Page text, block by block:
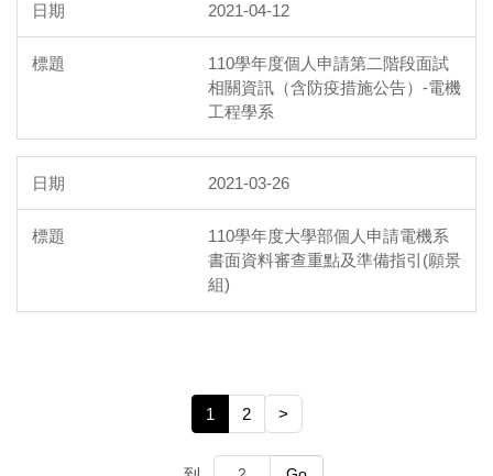
2021-04-12
110學年度個人申請第二階段面試
相關資訊（含防疫措施公告）-電機
工程學系
2021-03-26
110學年度大學部個人申請電機系
書面資料審查重點及準備指引(願景
組)
1 2 >